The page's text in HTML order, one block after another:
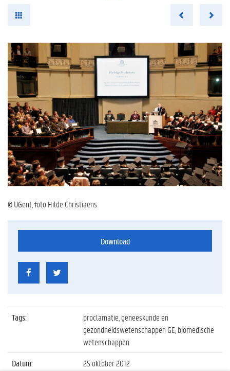
© UGent, foto Hilde Christiaens
Download
Tags:
proclamatie, geneeskunde en
gezondheidswetenschappen GE, biomedische
wetenschappen
Datum: 25 oktober 2012